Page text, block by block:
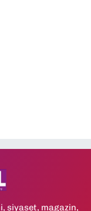
siyaset, magazin,